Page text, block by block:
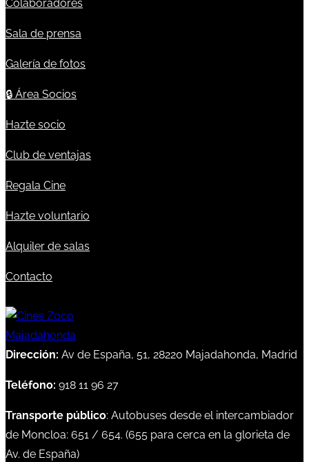
Colaboradores
Sala de prensa
Galería de fotos
🔒 Área Socios
Hazte socio
Club de ventajas
Regala Cine
Hazte voluntario
Alquiler de salas
Contacto
Dirección: Av de España, 51, 28220 Majadahonda, Madrid
Teléfono: 918 11 96 27
Transporte público: Autobuses desde el intercambiador
de Moncloa: 651 / 654. (655 para cerca en la glorieta de
Av. de España)